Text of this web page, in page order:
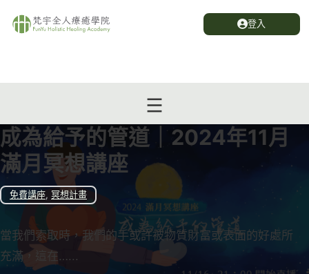
登入
成為給予的管道｜2024年11月
滿月冥想講座
免費講座, 冥想計畫
當我們索取時，我們的手或許被物質財富或表面的好處所
充滿，這在…...